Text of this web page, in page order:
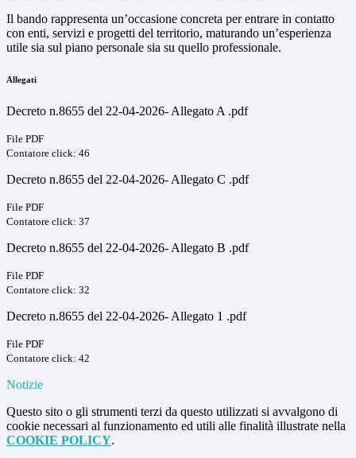
Il bando rappresenta un’occasione concreta per entrare in contatto
con enti, servizi e progetti del territorio, maturando un’esperienza
utile sia sul piano personale sia su quello professionale.
Allegati
Decreto n.8655 del 22-04-2026- Allegato A .pdf
File PDF
Contatore click: 46
Decreto n.8655 del 22-04-2026- Allegato C .pdf
File PDF
Contatore click: 37
Decreto n.8655 del 22-04-2026- Allegato B .pdf
File PDF
Contatore click: 32
Decreto n.8655 del 22-04-2026- Allegato 1 .pdf
File PDF
Contatore click: 42
Notizie
Questo sito o gli strumenti terzi da questo utilizzati si avvalgono di
cookie necessari al funzionamento ed utili alle finalità illustrate nella
COOKIE POLICY.